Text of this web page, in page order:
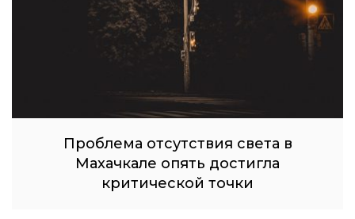
Проблема отсутствия света в
Махачкале опять достигла
критической точки